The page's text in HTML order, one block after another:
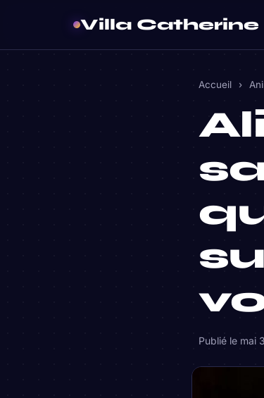
Villa Catherine
Accueil ›
Publié le mai